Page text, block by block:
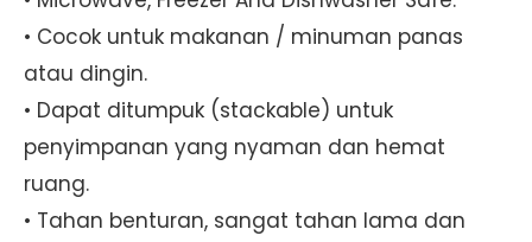
• Cocok untuk makanan / minuman panas
atau dingin.
• Dapat ditumpuk (stackable) untuk
penyimpanan yang nyaman dan hemat
ruang.
• Tahan benturan, sangat tahan lama dan